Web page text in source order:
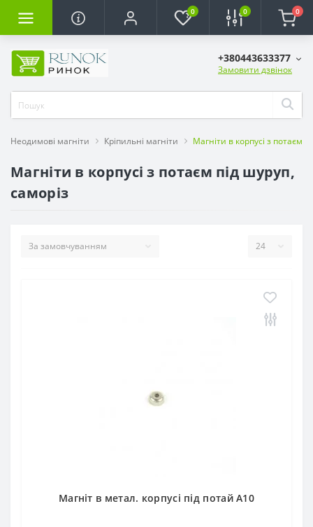
0 0 0
+380443633377
Замовити дзвінок
Неодимові магніти Кріпильні магніти Магніти в корпусі з потаєм
Магніти в корпусі з потаєм під шуруп,
саморіз
Магніт в метал. корпусі під потай A10